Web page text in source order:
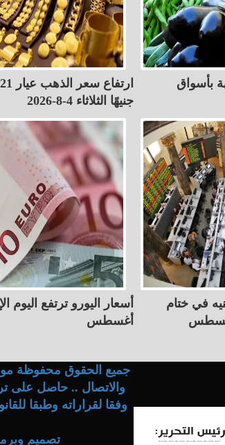
بأسواق
جنيهًا الثلاثاء 4-8-2026
مليار جنيه في ختام
أغسطس
جميع الحقوق محفوظة
تصميم